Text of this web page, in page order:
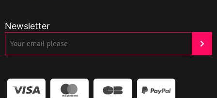
Newsletter